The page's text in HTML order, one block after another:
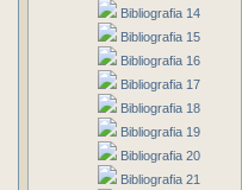
Bibliografia 14
Bibliografia 15
Bibliografia 16
Bibliografia 17
Bibliografia 18
Bibliografia 19
Bibliografia 20
Bibliografia 21